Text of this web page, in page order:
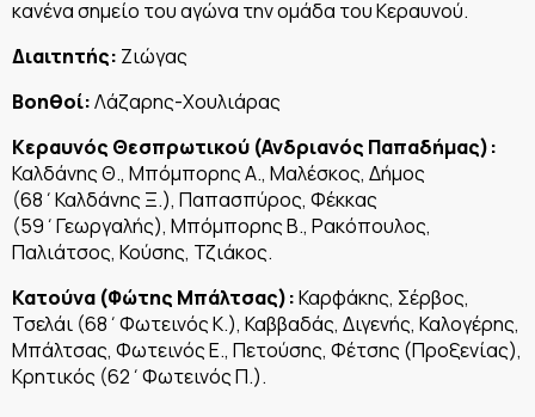
κανένα σημείο του αγώνα την ομάδα του Κεραυνού.
Διαιτητής: Ζιώγας
Βοηθοί:Λάζαρης-Χουλιάρας
Κεραυνός Θεσπρωτικού (Ανδριανός Παπαδήμας):
Καλδάνης Θ., Μπόμπορης Α., Μαλέσκος, Δήμος
(68΄Καλδάνης Ξ.), Παπασπύρος, Φέκκας
(59΄Γεωργαλής), Μπόμπορης Β., Ρακόπουλος,
Παλιάτσος, Κούσης, Τζιάκος.
Κατούνα (Φώτης Μπάλτσας):Καρφάκης, Σέρβος,
Τσελάι (68΄Φωτεινός Κ.), Καββαδάς, Διγενής, Καλογέρης,
Μπάλτσας, Φωτεινός Ε., Πετούσης, Φέτσης (Προξενίας),
Κρητικός (62΄Φωτεινός Π.).